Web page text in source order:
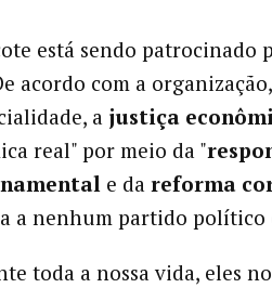
está sendo patrocinado
acordo com a
a justiça
real" por meio da "
e da reforma
a nenhum partido político
toda a nossa vida, eles